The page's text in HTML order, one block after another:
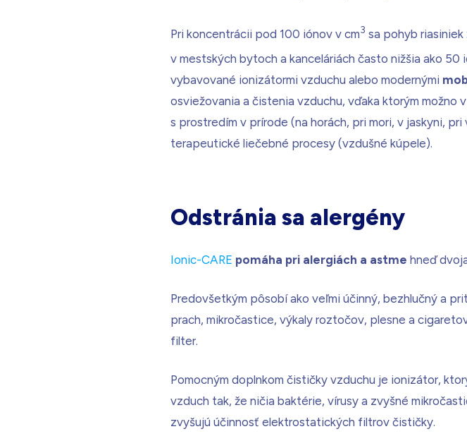
Pri koncentrácii pod 100 iónov v cm3 sa pohyb
v mestských bytoch a kanceláriách často nižšia ako 50
vybavované ionizátormi vzduchu alebo modernými
osviežovania a čistenia vzduchu, vďaka ktorým
s prostredím v prírode (na horách, pri mori, v jaskyni,
terapeutické liečebné procesy (vzdušné kúpele).
Odstránia sa alergény
Ionic-CARE pomáha pri alergiách a astme hneď
Predovšetkým pôsobí ako veľmi účinný, bezhlučný a
prach, mikročastice, výkaly roztočov, plesne a
filter.
Pomocným doplnkom čističky vzduchu je ionizátor,
vzduch tak, že ničia baktérie, vírusy a zvyšné
zvyšujú účinnosť elektrostatických filtrov čističky.